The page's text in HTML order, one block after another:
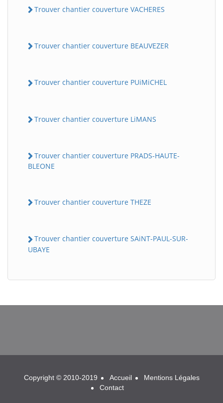
Trouver chantier couverture VACHERES
Trouver chantier couverture BEAUVEZER
Trouver chantier couverture PUiMiCHEL
Trouver chantier couverture LiMANS
Trouver chantier couverture PRADS-HAUTE-
BLEONE
Trouver chantier couverture THEZE
Trouver chantier couverture SAiNT-PAUL-SUR-
UBAYE
B Assistant en ligne
Copyright © 2010-2019 Accueil
Mentions Légales
Contact